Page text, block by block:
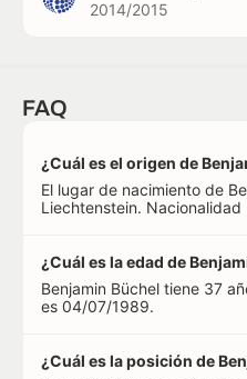
2014/2015
FAQ
¿Cuál es el origen de
El lugar de nacimiento de
Liechtenstein. Nacionalidad
¿Cuál es la edad de
Benjamin Büchel tiene 37
es 04/07/1989.
¿Cuál es la posición de